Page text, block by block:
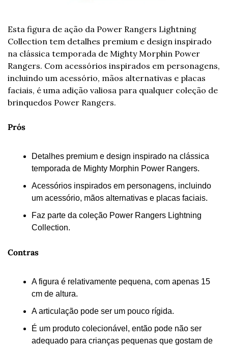
Esta figura de ação da Power Rangers Lightning
Collection tem detalhes premium e design inspirado
na clássica temporada de Mighty Morphin Power
Rangers. Com acessórios inspirados em personagens,
incluindo um acessório, mãos alternativas e placas
faciais, é uma adição valiosa para qualquer coleção de
brinquedos Power Rangers.
Prós
Detalhes premium e design inspirado na clássica
temporada de Mighty Morphin Power Rangers.
Acessórios inspirados em personagens, incluindo
um acessório, mãos alternativas e placas faciais.
Faz parte da coleção Power Rangers Lightning
Collection.
Contras
A figura é relativamente pequena, com apenas 15
cm de altura.
A articulação pode ser um pouco rígida.
É um produto colecionável, então pode não ser
adequado para crianças pequenas que gostam de